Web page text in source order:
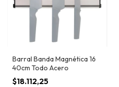
Barral Banda Magnética 16
40cm Todo Acero
$18.112,25